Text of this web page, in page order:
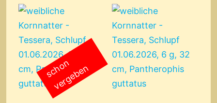
s
c
h
o
n
v
e
r
g
e
b
e
n